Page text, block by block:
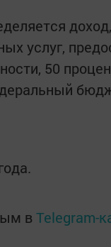
услуг,
50
в Telegram-